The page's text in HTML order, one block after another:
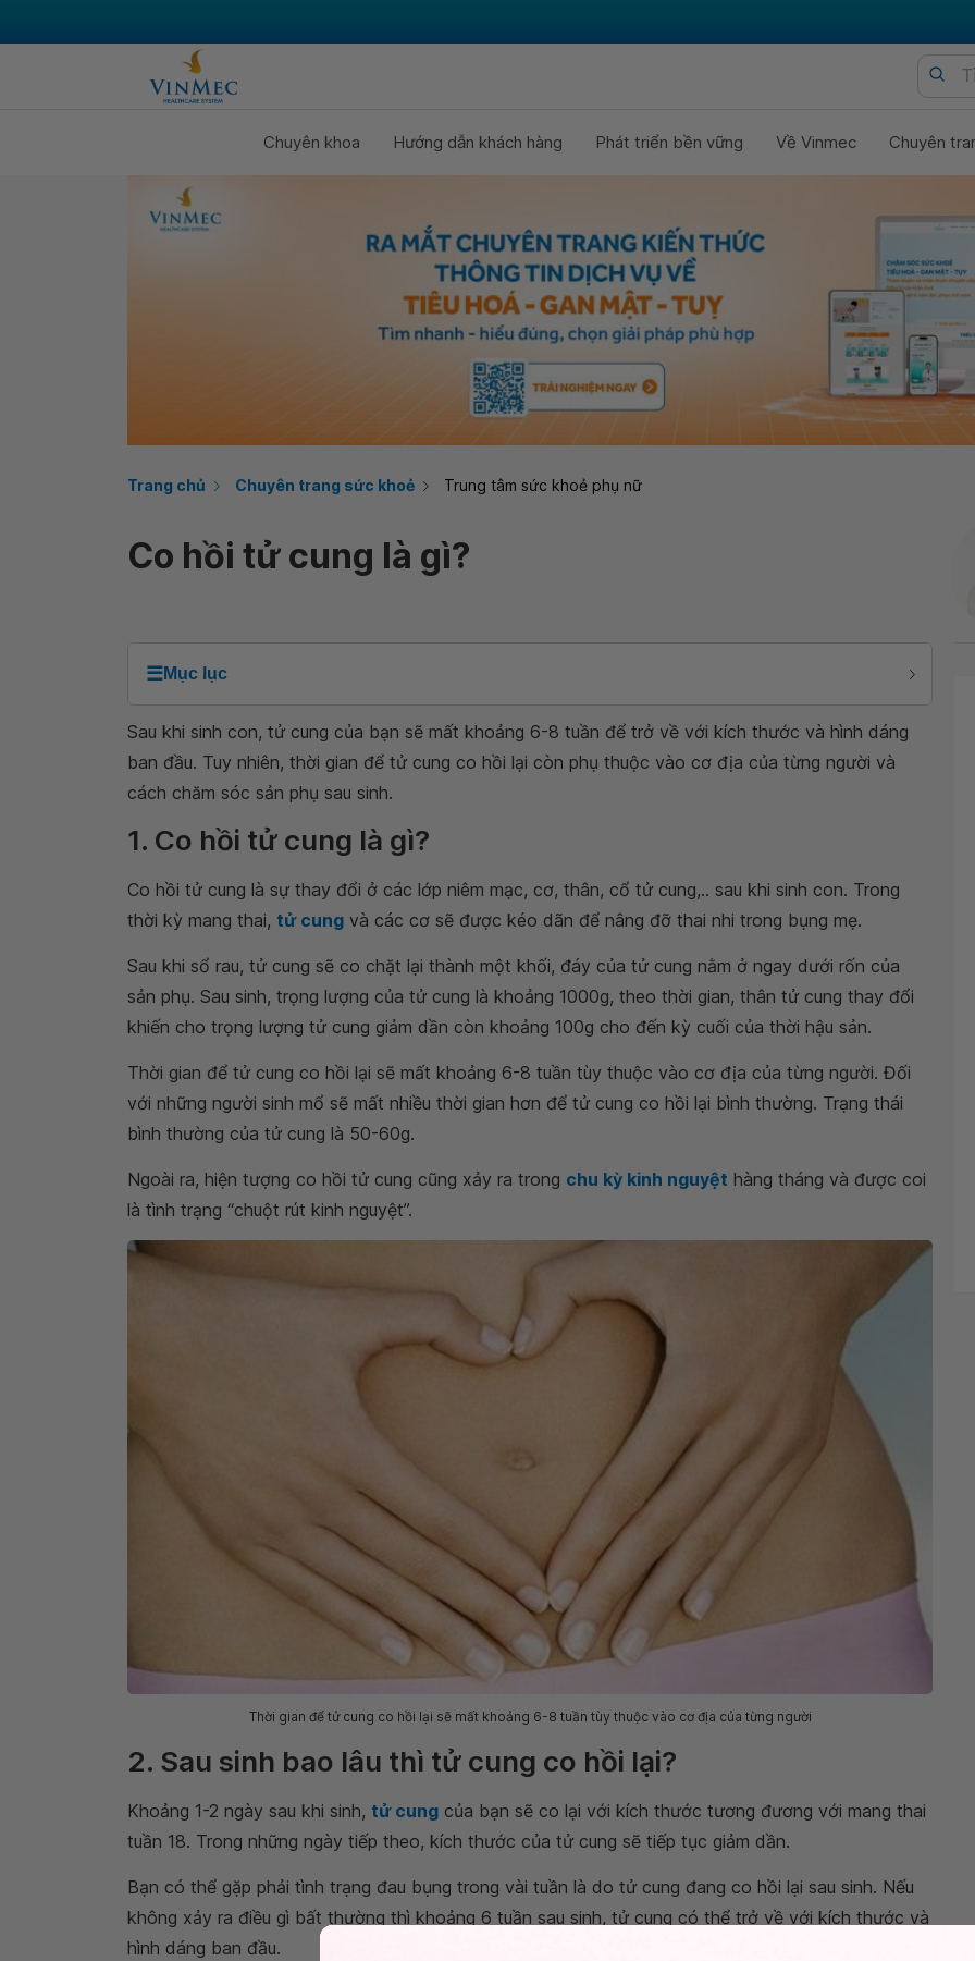
Chuyên khoa Hướng dẫn khách hàng Phát triển bền vững Về Vinmec Chuyên
Trang chủ Chuyên trang sức khoẻ Trung tâm sức khoẻ phụ nữ
Co hồi tử cung là gì?
☰Mục lục
Sau khi sinh con, tử cung của bạn sẽ mất khoảng 6-8 tuần để trở về với kích thước và hình dáng
ban đầu. Tuy nhiên, thời gian để tử cung co hồi lại còn phụ thuộc vào cơ địa của từng người và
cách chăm sóc sản phụ sau sinh.
1. Co hồi tử cung là gì?
Co hồi tử cung là sự thay đổi ở các lớp niêm mạc, cơ, thân, cổ tử cung,.. sau khi sinh con. Trong
thời kỳ mang thai, tử cung và các cơ sẽ được kéo dãn để nâng đỡ thai nhi trong bụng mẹ.
Sau khi sổ rau, tử cung sẽ co chặt lại thành một khối, đáy của tử cung nằm ở ngay dưới rốn của
sản phụ. Sau sinh, trọng lượng của tử cung là khoảng 1000g, theo thời gian, thân tử cung thay đổi
khiến cho trọng lượng tử cung giảm dần còn khoảng 100g cho đến kỳ cuối của thời hậu sản.
Thời gian để tử cung co hồi lại sẽ mất khoảng 6-8 tuần tùy thuộc vào cơ địa của từng người. Đối
với những người sinh mổ sẽ mất nhiều thời gian hơn để tử cung co hồi lại bình thường. Trạng thái
bình thường của tử cung là 50-60g.
Ngoài ra, hiện tượng co hồi tử cung cũng xảy ra trong chu kỳ kinh nguyệt hàng tháng và được coi
là tình trạng “chuột rút kinh nguyệt”.
Thời gian để tử cung co hồi lại sẽ mất khoảng 6-8 tuần tùy thuộc vào cơ địa của từng người
2. Sau sinh bao lâu thì tử cung co hồi lại?
Khoảng 1-2 ngày sau khi sinh, tử cung của bạn sẽ co lại với kích thước tương đương với mang thai
tuần 18. Trong những ngày tiếp theo, kích thước của tử cung sẽ tiếp tục giảm dần.
Bạn có thể gặp phải tình trạng đau bụng trong vài tuần là do tử cung đang co hồi lại sau sinh. Nếu
không xảy ra điều gì bất thường thì khoảng 6 tuần sau sinh, tử cung có thể trở về với kích thước và
hình dáng ban đầu.